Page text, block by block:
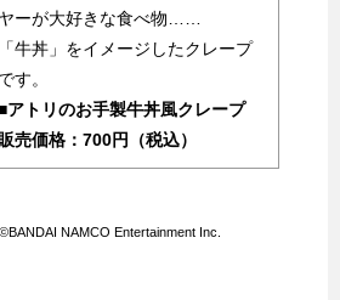
ヤーが大好きな食べ物……
「牛丼」をイメージしたクレープ
です。
アトリのお手製牛丼風クレープ
売価格：700円（税込）
NAMCO Entertainment Inc.